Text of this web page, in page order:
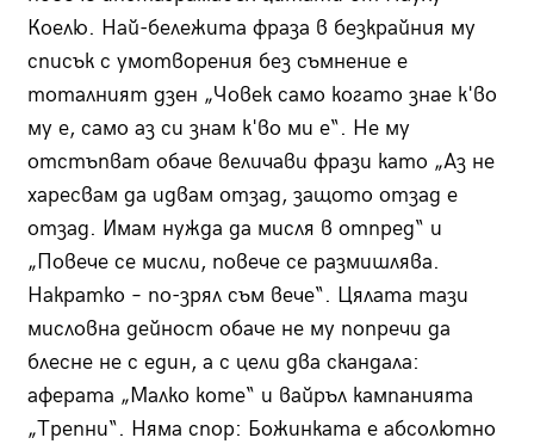
Коелю. Най-бележита фраза в безкрайния му
списък с умотворения без съмнение е
тоталният дзен „Човек само когато знае к'во
му е, само аз си знам к'во ми е“. Не му
отстъпват обаче величави фрази като „Аз не
харесвам да идвам отзад, защото отзад е
отзад. Имам нужда да мисля в отпред“ и
„Повече се мисли, повече се размишлява.
Накратко – по-зрял съм вече“. Цялата тази
мисловна дейност обаче не му попречи да
блесне не с един, а с цели два скандала:
аферата „Малко коте“ и вайръл кампанията
„Трепни“. Няма спор: Божинката е абсолютно